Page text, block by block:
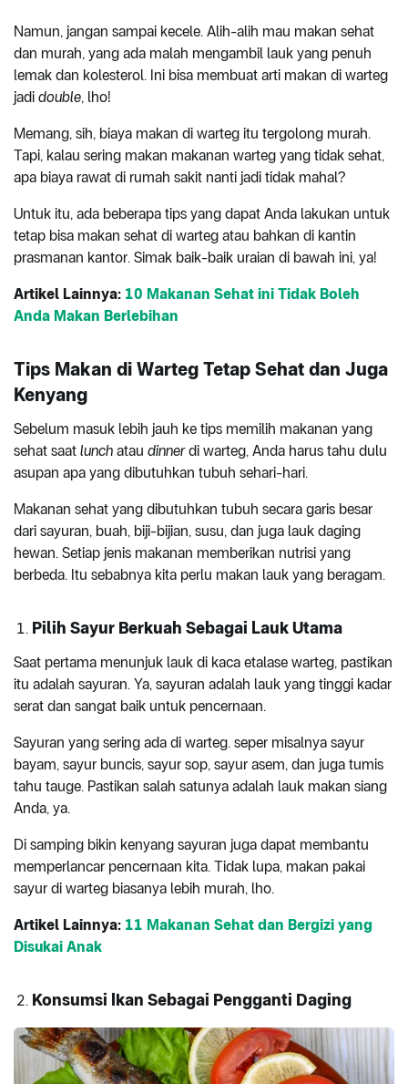
Namun, jangan sampai kecele. Alih-alih mau makan sehat
dan murah, yang ada malah mengambil lauk yang penuh
lemak dan kolesterol. Ini bisa membuat arti makan di warteg
jadi double, lho!
Memang, sih, biaya makan di warteg itu tergolong murah.
Tapi, kalau sering makan makanan warteg yang tidak sehat,
apa biaya rawat di rumah sakit nanti jadi tidak mahal?
Untuk itu, ada beberapa tips yang dapat Anda lakukan untuk
tetap bisa makan sehat di warteg atau bahkan di kantin
prasmanan kantor. Simak baik-baik uraian di bawah ini, ya!
Artikel Lainnya: 10 Makanan Sehat ini Tidak Boleh
Anda Makan Berlebihan
Tips Makan di Warteg Tetap Sehat dan Juga
Kenyang
Sebelum masuk lebih jauh ke tips memilih makanan yang
sehat saat lunch atau dinnerdi warteg, Anda harus tahu dulu
asupan apa yang dibutuhkan tubuh sehari-hari.
Makanan sehat yang dibutuhkan tubuh secara garis besar
dari sayuran, buah, biji-bijian, susu, dan juga lauk daging
hewan. Setiap jenis makanan memberikan nutrisi yang
berbeda. Itu sebabnya kita perlu makan lauk yang beragam.
Pilih Sayur Berkuah Sebagai Lauk Utama
Saat pertama menunjuk lauk di kaca etalase warteg, pastikan
itu adalah sayuran. Ya, sayuran adalah lauk yang tinggi kadar
serat dan sangat baik untuk pencernaan.
Sayuran yang sering ada di warteg. seper misalnya sayur
bayam, sayur buncis, sayur sop, sayur asem, dan juga tumis
tahu tauge. Pastikan salah satunya adalah lauk makan siang
Anda, ya.
Di samping bikin kenyang sayuran juga dapat membantu
memperlancar pencernaan kita. Tidak lupa, makan pakai
sayur di warteg biasanya lebih murah, lho.
Artikel Lainnya: 11 Makanan Sehat dan Bergizi yang
Disukai Anak
Konsumsi Ikan Sebagai Pengganti Daging